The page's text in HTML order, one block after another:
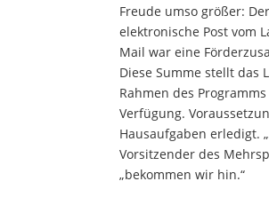
Freude umso größer:
elektronische Post vom
Mail war eine
Diese Summe stellt das
Rahmen des
Verfügung.
Hausaufgaben erledigt.
Vorsitzender des
„bekommen wir hin.“